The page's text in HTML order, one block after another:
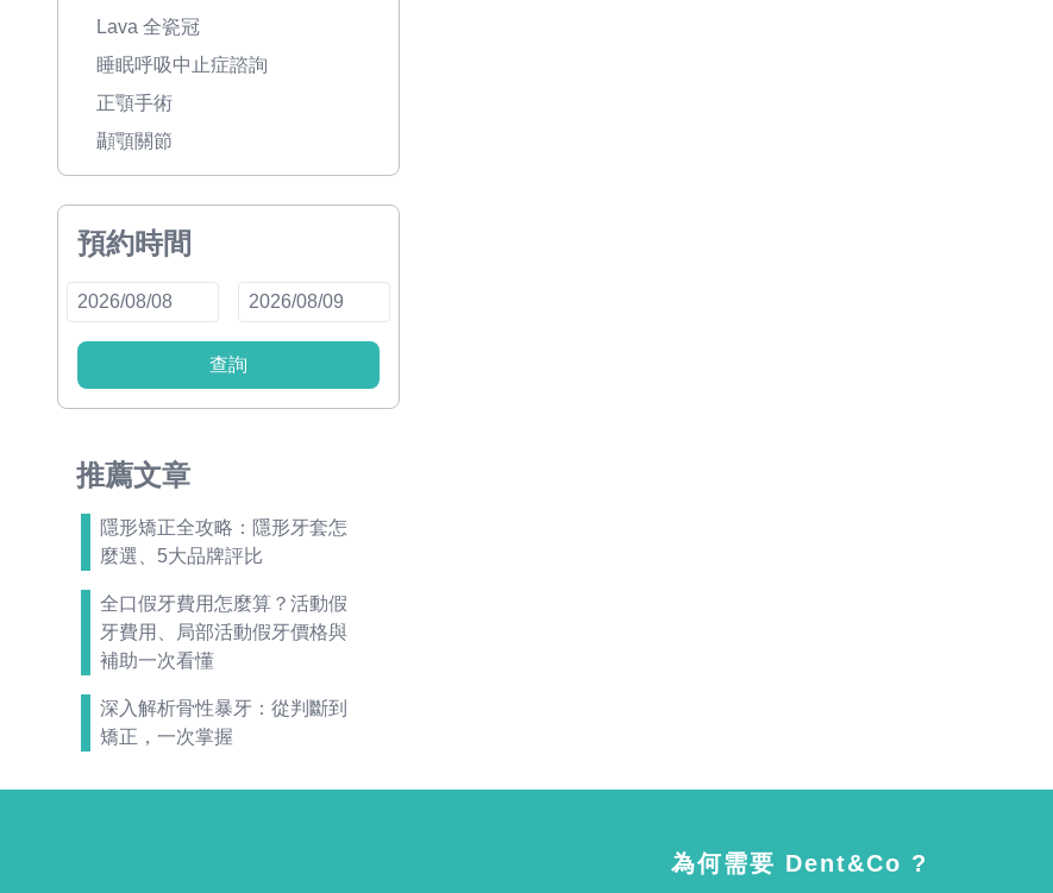
Lava 全瓷冠
睡眠呼吸中止症諮詢
正顎手術
顳顎關節
預約時間
查詢
推薦文章
隱形矯正全攻略：隱形牙套怎
麼選、5大品牌評比
全口假牙費用怎麼算？活動假
牙費用、局部活動假牙價格與
補助一次看懂
深入解析骨性暴牙：從判斷到
矯正，一次掌握
為何需要 Dent&Co ?